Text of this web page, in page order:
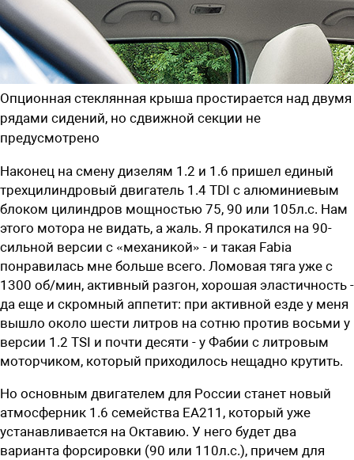
Опционная стеклянная крыша простирается над двумя
рядами сидений, но сдвижной секции не
предусмотрено
Наконец на смену дизелям 1.2 и 1.6 пришел единый
трехцилиндровый двигатель 1.4 TDI с алюминиевым
блоком цилиндров мощностью 75, 90 или 105л.с. Нам
этого мотора не видать, а жаль. Я прокатился на 90-
сильной версии с «механикой» - и такая Fabia
понравилась мне больше всего. Ломовая тяга уже с
1300 об/мин, активный разгон, хорошая эластичность -
да еще и скромный аппетит: при активной езде у меня
вышло около шести литров на сотню против восьми у
версии 1.2 TSI и почти десяти - у Фабии с литровым
моторчиком, который приходилось нещадно крутить.
Но основным двигателем для России станет новый
атмосферник 1.6 семейства EA211, который уже
устанавливается на Октавию. У него будет два
варианта форсировки (90 или 110л.с.), причем для